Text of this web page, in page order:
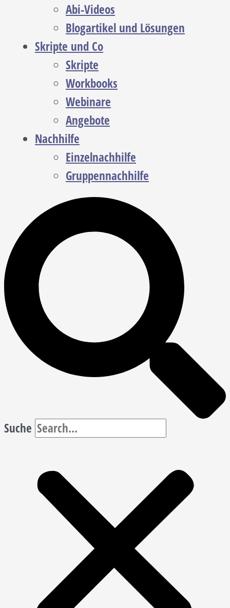
Abi-Videos
Blogartikel und Lösungen
Skripte und Co
Skripte
Workbooks
Webinare
Angebote
Nachhilfe
Einzelnachhilfe
Gruppennachhilfe
Suche